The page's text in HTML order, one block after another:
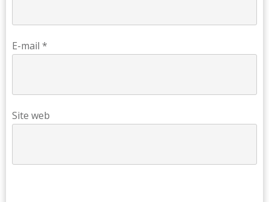
E-mail *
Site web